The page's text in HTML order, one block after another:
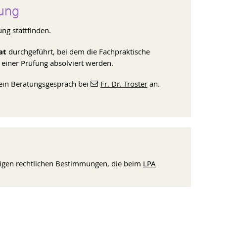
stattfinden.
durchgeführt, bei dem die Fachpraktische
Prüfung absolviert werden.
Beratungsgespräch bei Fr. Dr. Tröster an.
rechtlichen Bestimmungen, die beim LPA